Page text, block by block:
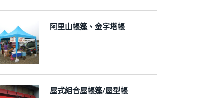
阿里山帳篷、金字塔帳
屋式組合屋帳篷/屋型帳